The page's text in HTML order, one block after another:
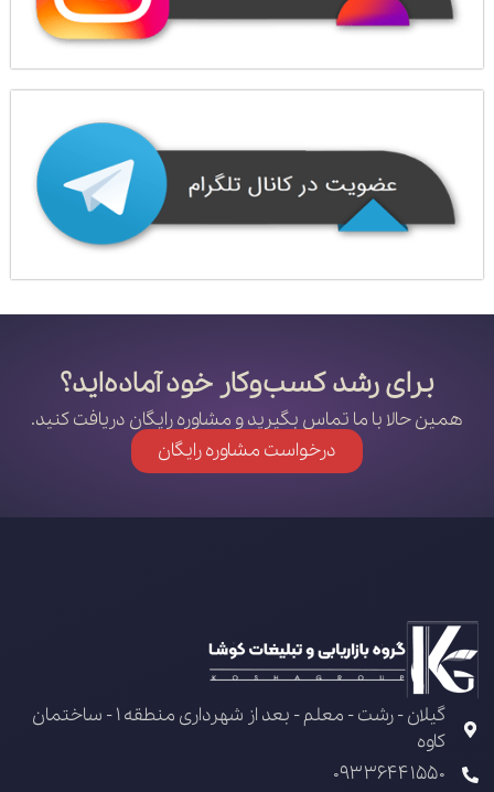
برای رشد کسب‌وکار خود آماده‌اید؟
همین حالا با ما تماس بگیرید و مشاوره رایگان دریافت کنید.
درخواست مشاوره رایگان
گیلان - رشت - معلم - بعد از شهرداری منطقه 1 - ساختمان
کاوه
09336441550